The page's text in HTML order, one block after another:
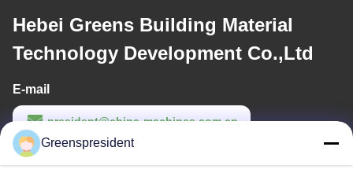
Hebei Greens Building Material
Technology Development Co.,Ltd
E-mail
president@china-machines.com.cn
Werktijd
Greenspresident